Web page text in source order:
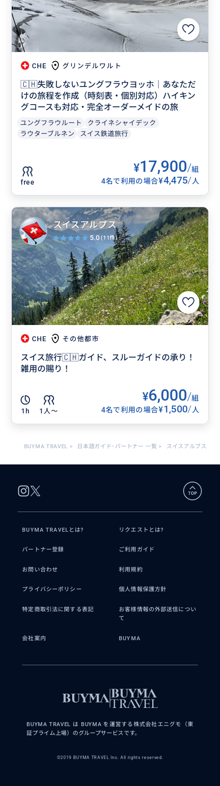
CHE グリンデルワルト
🇨🇭失敗しないユングフラウヨッホ｜あなただ
けの旅程を作成（時刻表・個別対応）ハイキン
グコースも対応・完全オーダーメイドの旅
ユングフラウルート
クライネシャイデック
ラウターブルネン
スイス鉄道旅行
free
¥17,900/組
4名で利用の場合¥4,475/人
CHE その他都市
スイス旅行🇨🇭ガイド、スルーガイドの承り！
雑用の賜り！
1h 1人〜
¥6,000/組
4名で利用の場合¥1,500/人
スイスアルプス
5.0(11件)
BUYMA TRAVEL > 日本語ガイド･パートナー 一覧 > スイスアルプス
BUYMA TRAVELとは? リクエストとは?
パートナー登録 ご利用ガイド
お問い合わせ 利用規約
プライバシーポリシー 個人情報保護方針
特定商取引法に関する表記
お客様情報の外部送信につい
て
会社案内 BUYMA
BUYMA TRAVEL は BUYMA を運営する株式会社エニグモ（東
証プライム上場）のグループサービスです。
©2019 BUYMA TRAVEL Inc. All rights reserved.